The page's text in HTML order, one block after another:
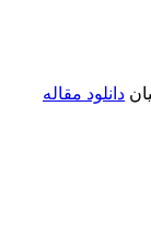
دانلود مقاله